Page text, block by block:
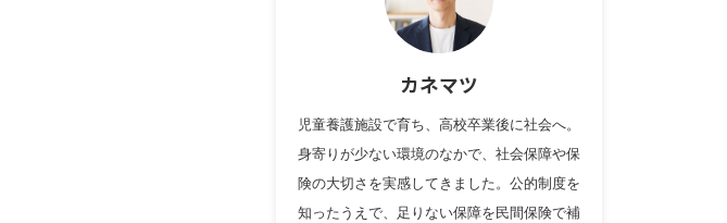
カネマツ
児童養護施設で育ち、高校卒業後に社会へ。
身寄りが少ない環境のなかで、社会保障や保
険の大切さを実感してきました。公的制度を
知ったうえで、足りない保障を民間保険で補